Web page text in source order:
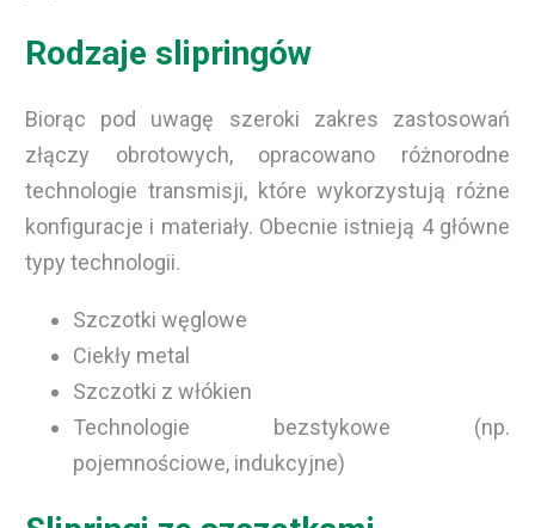
Rodzaje slipringów
Biorąc pod uwagę szeroki zakres zastosowań
złączy obrotowych, opracowano różnorodne
technologie transmisji, które wykorzystują różne
konfiguracje i materiały. Obecnie istnieją 4 główne
typy technologii.
Szczotki węglowe
Ciekły metal
Szczotki z włókien
Technologie bezstykowe (np.
pojemnościowe, indukcyjne)